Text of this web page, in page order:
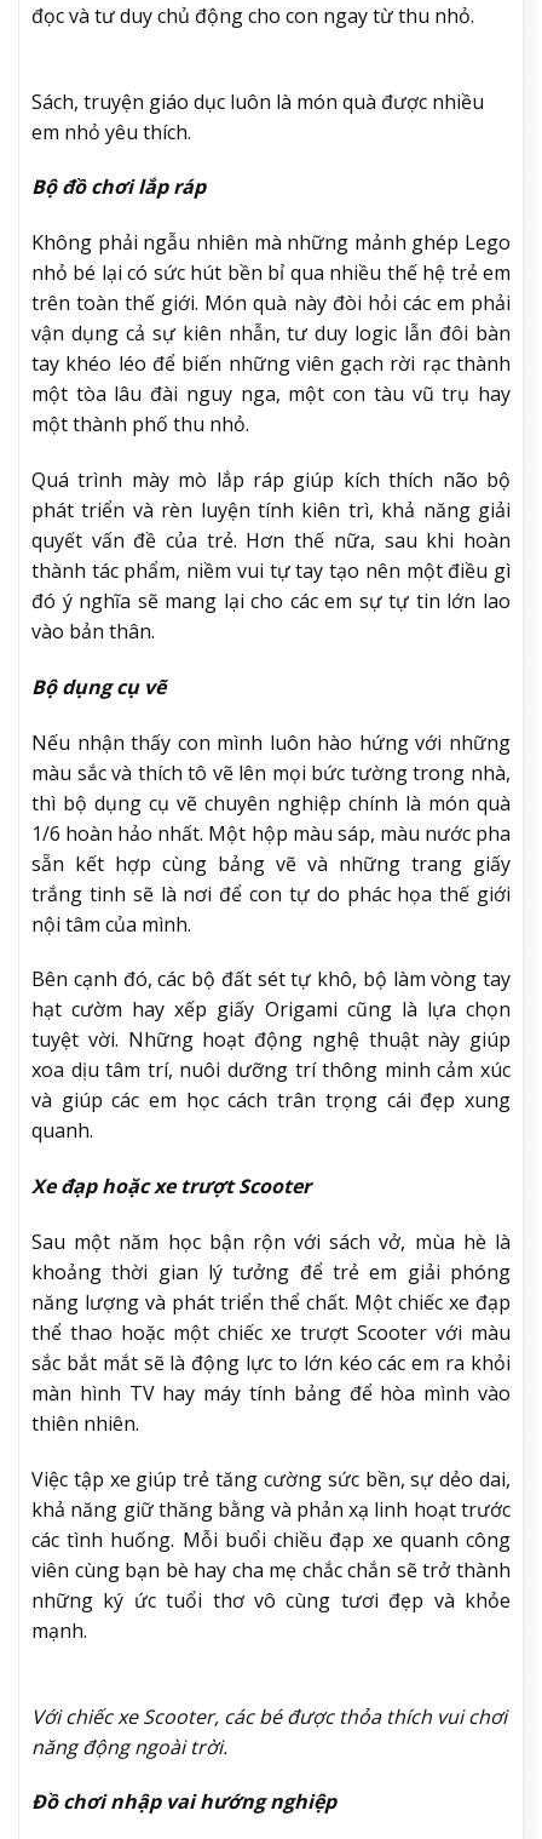
đọc và tư duy chủ động cho con ngay từ thu nhỏ.
Sách, truyện giáo dục luôn là món quà được nhiều
em nhỏ yêu thích.
Bộ đồ chơi lắp ráp
Không phải ngẫu nhiên mà những mảnh ghép Lego
nhỏ bé lại có sức hút bền bỉ qua nhiều thế hệ trẻ em
trên toàn thế giới. Món quà này đòi hỏi các em phải
vận dụng cả sự kiên nhẫn, tư duy logic lẫn đôi bàn
tay khéo léo để biến những viên gạch rời rạc thành
một tòa lâu đài nguy nga, một con tàu vũ trụ hay
một thành phố thu nhỏ.
Quá trình mày mò lắp ráp giúp kích thích não bộ
phát triển và rèn luyện tính kiên trì, khả năng giải
quyết vấn đề của trẻ. Hơn thế nữa, sau khi hoàn
thành tác phẩm, niềm vui tự tay tạo nên một điều gì
đó ý nghĩa sẽ mang lại cho các em sự tự tin lớn lao
vào bản thân.
Bộ dụng cụ vẽ
Nếu nhận thấy con mình luôn hào hứng với những
màu sắc và thích tô vẽ lên mọi bức tường trong nhà,
thì bộ dụng cụ vẽ chuyên nghiệp chính là món quà
1/6 hoàn hảo nhất. Một hộp màu sáp, màu nước pha
sẵn kết hợp cùng bảng vẽ và những trang giấy
trắng tinh sẽ là nơi để con tự do phác họa thế giới
nội tâm của mình.
Bên cạnh đó, các bộ đất sét tự khô, bộ làm vòng tay
hạt cườm hay xếp giấy Origami cũng là lựa chọn
tuyệt vời. Những hoạt động nghệ thuật này giúp
xoa dịu tâm trí, nuôi dưỡng trí thông minh cảm xúc
và giúp các em học cách trân trọng cái đẹp xung
quanh.
Xe đạp hoặc xe trượt Scooter
Sau một năm học bận rộn với sách vở, mùa hè là
khoảng thời gian lý tưởng để trẻ em giải phóng
năng lượng và phát triển thể chất. Một chiếc xe đạp
thể thao hoặc một chiếc xe trượt Scooter với màu
sắc bắt mắt sẽ là động lực to lớn kéo các em ra khỏi
màn hình TV hay máy tính bảng để hòa mình vào
thiên nhiên.
Việc tập xe giúp trẻ tăng cường sức bền, sự dẻo dai,
khả năng giữ thăng bằng và phản xạ linh hoạt trước
các tình huống. Mỗi buổi chiều đạp xe quanh công
viên cùng bạn bè hay cha mẹ chắc chắn sẽ trở thành
những ký ức tuổi thơ vô cùng tươi đẹp và khỏe
mạnh.
Với chiếc xe Scooter, các bé được thỏa thích vui chơi
năng động ngoài trời.
Đồ chơi nhập vai hướng nghiệp